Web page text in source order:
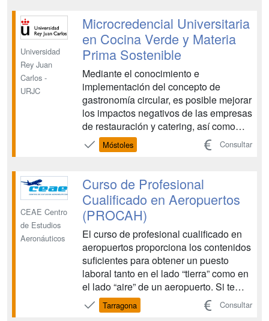
de prestigio que colabora con las
principales compañías aéreas en la
forma...
Universidad
Rey Juan
Carlos -
URJC
Microcredencial Universitaria
en Cocina Verde y Materia
Prima Sostenible
Mediante el conocimiento e
implementación del concepto de
gastronomía circular, es posible mejorar
los impactos negativos de las empresas
de restauración y catering, así como
generar una ética vinculada a un
desarrollo más sostenible y
vez, un seguimiento eficaz permite
obtener mejores resultados
económicos, ad...
Móstoles Consultar
CEAE Centro
de Estudios
Aeronáuticos
Curso de Profesional
Cualificado en Aeropuertos
(PROCAH)
El curso de profesional cualificado en
aeropuertos proporciona los contenidos
suficientes para obtener un puesto
laboral tanto en el lado “tierra” como en
el lado “aire” de un aeropuerto. Si te
gusta esta profesión no será difícil
conseguir tu implicación lo que
Tarragona Consultar